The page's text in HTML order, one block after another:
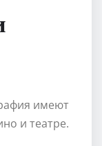
имеют
и театре.